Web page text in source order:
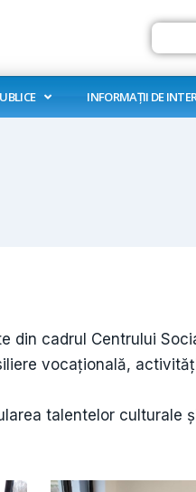
Search
INFORMAȚII DE
din cadrul Centrului
vocațională,
talentelor culturale